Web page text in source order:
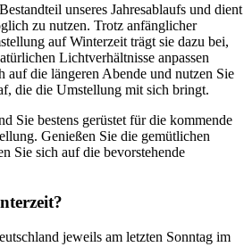
unseres Jahresablaufs und dient
zu nutzen. Trotz anfänglicher
auf Winterzeit trägt sie dazu bei,
Lichtverhältnisse anpassen
auf die längeren Abende und nutzen Sie
die die Umstellung mit sich bringt.
Sie bestens gerüstet für die kommende
Genießen Sie die gemütlichen
Sie sich auf die bevorstehende
jeweils am letzten Sonntag im